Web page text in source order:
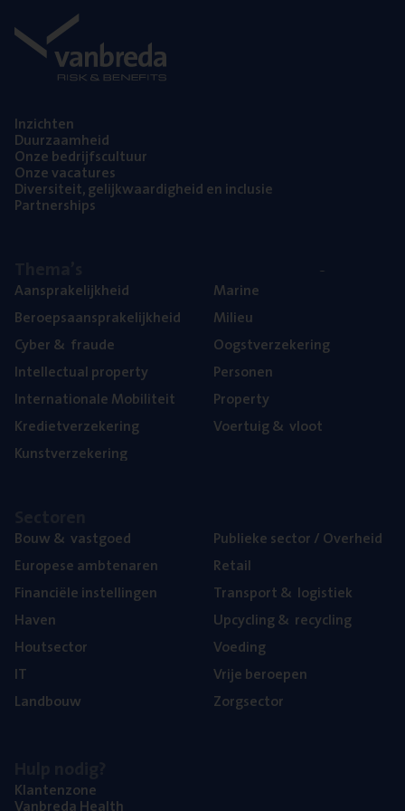
Inzich­ten
Duur­zaam­heid
Onze bedrijfs­cul­tuur
Onze vaca­tu­res
Diver­si­teit, gelijk­waar­dig­heid en inclusie
Part­ner­ships
Aan­spra­ke­lijk­heid
Beroeps­aan­spra­ke­lijk­heid
Cyber& fraude
Intel­lec­tu­al property
Inter­na­ti­o­na­le Mobiliteit
Kre­diet­ver­ze­ke­ring
Kunst­ver­ze­ke­ring
Mari­ne
Mili­eu
Oogst­ver­ze­ke­ring
Per­so­nen
Pro­per­ty
Voer­tuig& vloot
Bouw& vastgoed
Euro­pe­se ambtenaren
Finan­ci­ë­le instellingen
Haven
Hout­sec­tor
IT
Land­bouw
Publie­ke sec­tor / Overheid
Retail
Trans­port& logistiek
Upcy­cling& recycling
Voe­ding
Vrije beroe­pen
Zorg­sec­tor
Klan­ten­zo­ne
Van­b­re­da Health